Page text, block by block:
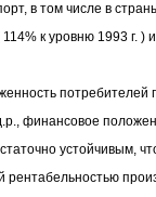
в том числе в
к уровню 1993 г. )
потребителей
финансовое
устойчивым,
рентабельностью